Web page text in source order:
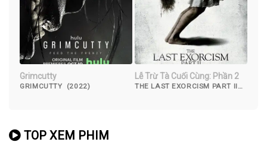
Grimcutty
GRIMCUTTY (2022)
Lễ Trừ Tà Cuối Cùng: Phần 2
THE LAST EXORCISM PART II
TOP XEM PHIM